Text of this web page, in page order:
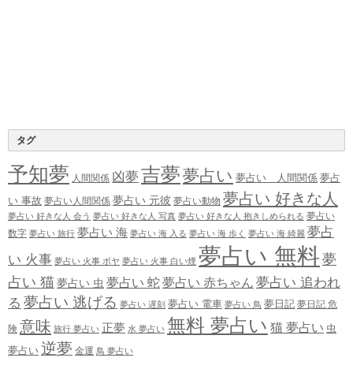
タグ
予知夢 人間関係 凶夢 吉夢夢占い 夢占い 人間関係 夢占
い 事故 夢占い人間関係 夢占い 元彼 夢占い動物 夢占い 好きな人
夢占い 好きな人 会う 夢占い 好きな人 写真 夢占い 好きな人 抱きしめられる 夢占い
数字 夢占い 旅行 夢占い 海 夢占い 海 入る 夢占い 海 歩く 夢占い 海 綺麗 夢占
い 火事 夢占い 火事 ボヤ 夢占い 火事 白い煙 夢占い 無料 夢
占い 猫夢占い 虫 夢占い 蛇夢占い 赤ちゃん 夢占い 追われ
る 夢占い 逃げる 夢占い 遅刻 夢占い 電車 夢占い 鳥 夢日記 夢日記 危
険 意味 旅行 夢占い 正夢 水 夢占い 無料 夢占い 猫 夢占い 虫
夢占い 逆夢 金運 鳥 夢占い